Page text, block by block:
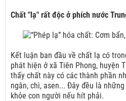
Chất "lạ" rất độc ở phích nước
Kết luận ban đầu về chất lạ có
phát hiện ở xã Tiên Phong, huyện
thấy chất này có các thành phần
ngân, chì, asen... Đây đều là
khỏe con người nếu hít phải.